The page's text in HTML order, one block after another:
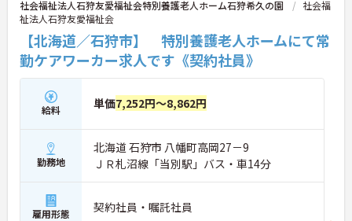
社会福祉法人石狩友愛福祉会特別養護老人ホーム石狩希久の園
社会福
祉法人石狩友愛福祉会
【北海道／石狩市】 特別養護老人ホームにて常
勤ケアワーカー求人です《契約社員》
給料 単価7,252円～8,862円
勤務地
北海道 石狩市 八幡町高岡27－9
ＪＲ札沼線「当別駅」バス・車14分
雇用形態 契約社員・嘱託社員